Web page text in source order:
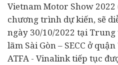
Vietnam Motor Show 2022
chương trình dự kiến, sẽ
ngày 30/10/2022 tại
lãm Sài Gòn – SECC ở
ATFA - Vinalink tiếp tục